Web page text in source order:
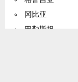
冈比亚
巴勒斯坦